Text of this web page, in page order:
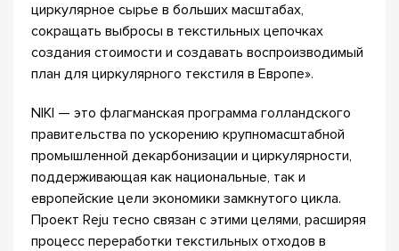
циркулярное сырье в больших масштабах,
сокращать выбросы в текстильных цепочках
создания стоимости и создавать воспроизводимый
план для циркулярного текстиля в Европе».
NIKI — это флагманская программа голландского
правительства по ускорению крупномасштабной
промышленной декарбонизации и циркулярности,
поддерживающая как национальные, так и
европейские цели экономики замкнутого цикла.
Проект Reju тесно связан с этими целями, расширяя
процесс переработки текстильных отходов в